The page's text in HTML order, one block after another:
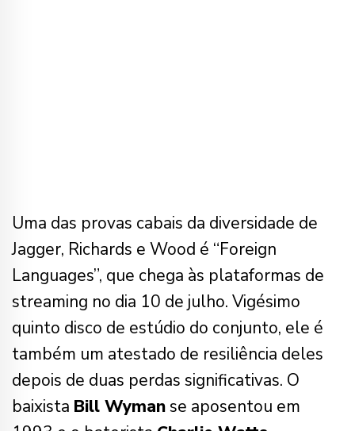
Uma das provas cabais da diversidade de
Jagger, Richards e Wood é “Foreign
Languages”, que chega às plataformas de
streaming no dia 10 de julho. Vigésimo
quinto disco de estúdio do conjunto, ele é
também um atestado de resiliência deles
depois de duas perdas significativas. O
baixista Bill Wymanse aposentou em